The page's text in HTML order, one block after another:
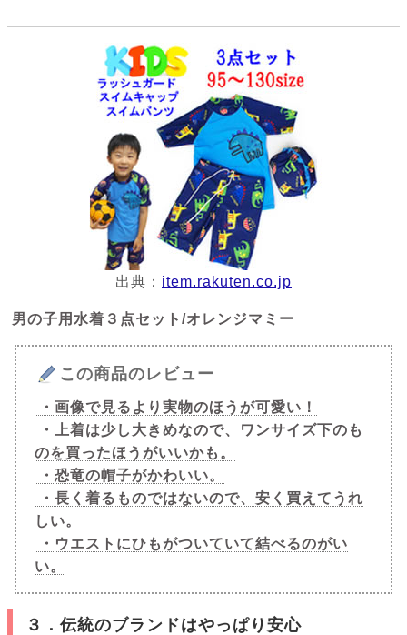
出典： item.rakuten.co.jp
男の子用水着３点セット/オレンジマミー
この商品のレビュー
・画像で見るより実物のほうが可愛い！
・上着は少し大きめなので、ワンサイズ下のも
のを買ったほうがいいかも。
・恐竜の帽子がかわいい。
・長く着るものではないので、安く買えてうれ
しい。
・ウエストにひもがついていて結べるのがい
い。
３．伝統のブランドはやっぱり安心